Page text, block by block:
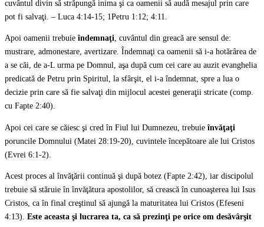
cuvântul divin să străpungă inima şi ca oamenii să audă mesajul prin care
pot fi salvaţi. – Luca 4:14-15; 1Petru 1:12; 4:11.
Apoi oamenii trebuie îndemnaţi, cuvântul din greacă are sensul de:
mustrare, admonestare, avertizare. Îndemnaţi ca oamenii să i-a hotărârea de
a se căi, de a-L urma pe Domnul, aşa după cum cei care au auzit evanghelia
predicată de Petru prin Spiritul, la sfârşit, el i-a îndemnat, spre a lua o
decizie prin care să fie salvaţi din mijlocul acestei generaţii stricate (comp.
cu Fapte 2:40).
Apoi cei care se căiesc şi cred în Fiul lui Dumnezeu, trebuie învăţaţi
poruncile Domnului (Matei 28:19-20), cuvintele începătoare ale lui Cristos
(Evrei 6:1-2).
Acest proces al învăţării continuă şi după botez (Fapte 2:42), iar discipolul
trebuie să stăruie în învăţătura apostolilor, să crească în cunoaşterea lui Isus
Cristos, ca în final creştinul să ajungă la maturitatea lui Cristos (Efeseni
4:13). Este aceasta şi lucrarea ta, ca să prezinţi pe orice om desăvârşit